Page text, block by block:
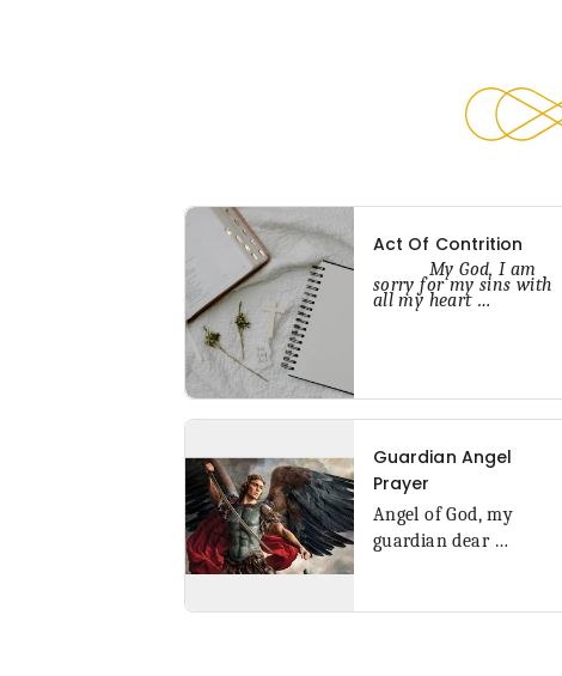
Act Of Contrition
My God, I am
sorry for my sins with
all my heart …
Guardian Angel
Prayer
Angel of God,my
guardian dear …